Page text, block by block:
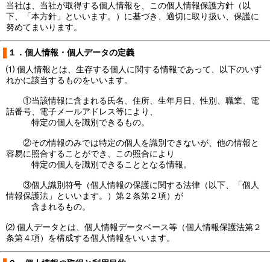
当社は、当社が取得する個人情報を、この個人情報保護方針（以
下、「本方針」といいます。）に基づき、適切に取り扱い、保護に
努めてまいります。
１．個人情報・個人データの定義
⑴ 個人情報とは、生存する個人に関する情報であって、以下のいず
れかに該当するものをいいます。
①当該情報に含まれる氏名、住所、生年月日、性別、職業、電
話番号、電子メールアドレス等により、
特定の個人を識別できるもの。
②その情報のみでは特定の個人を識別できないが、他の情報と
容易に照合することができ、この照合により
特定の個人を識別できることとなる情報。
③個人識別符号（個人情報の保護に関する法律（以下、「個人
情報保護法」といいます。）第２条第２項）が
含まれるもの。
⑵ 個人データとは、個人情報データベース等（個人情報保護法第２
条第４項）を構成する個人情報をいいます。